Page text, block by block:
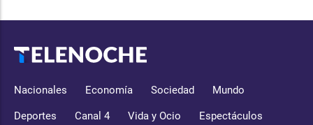
Nacionales Economía Sociedad Mundo
Deportes Canal 4 Vida y Ocio Espectáculos